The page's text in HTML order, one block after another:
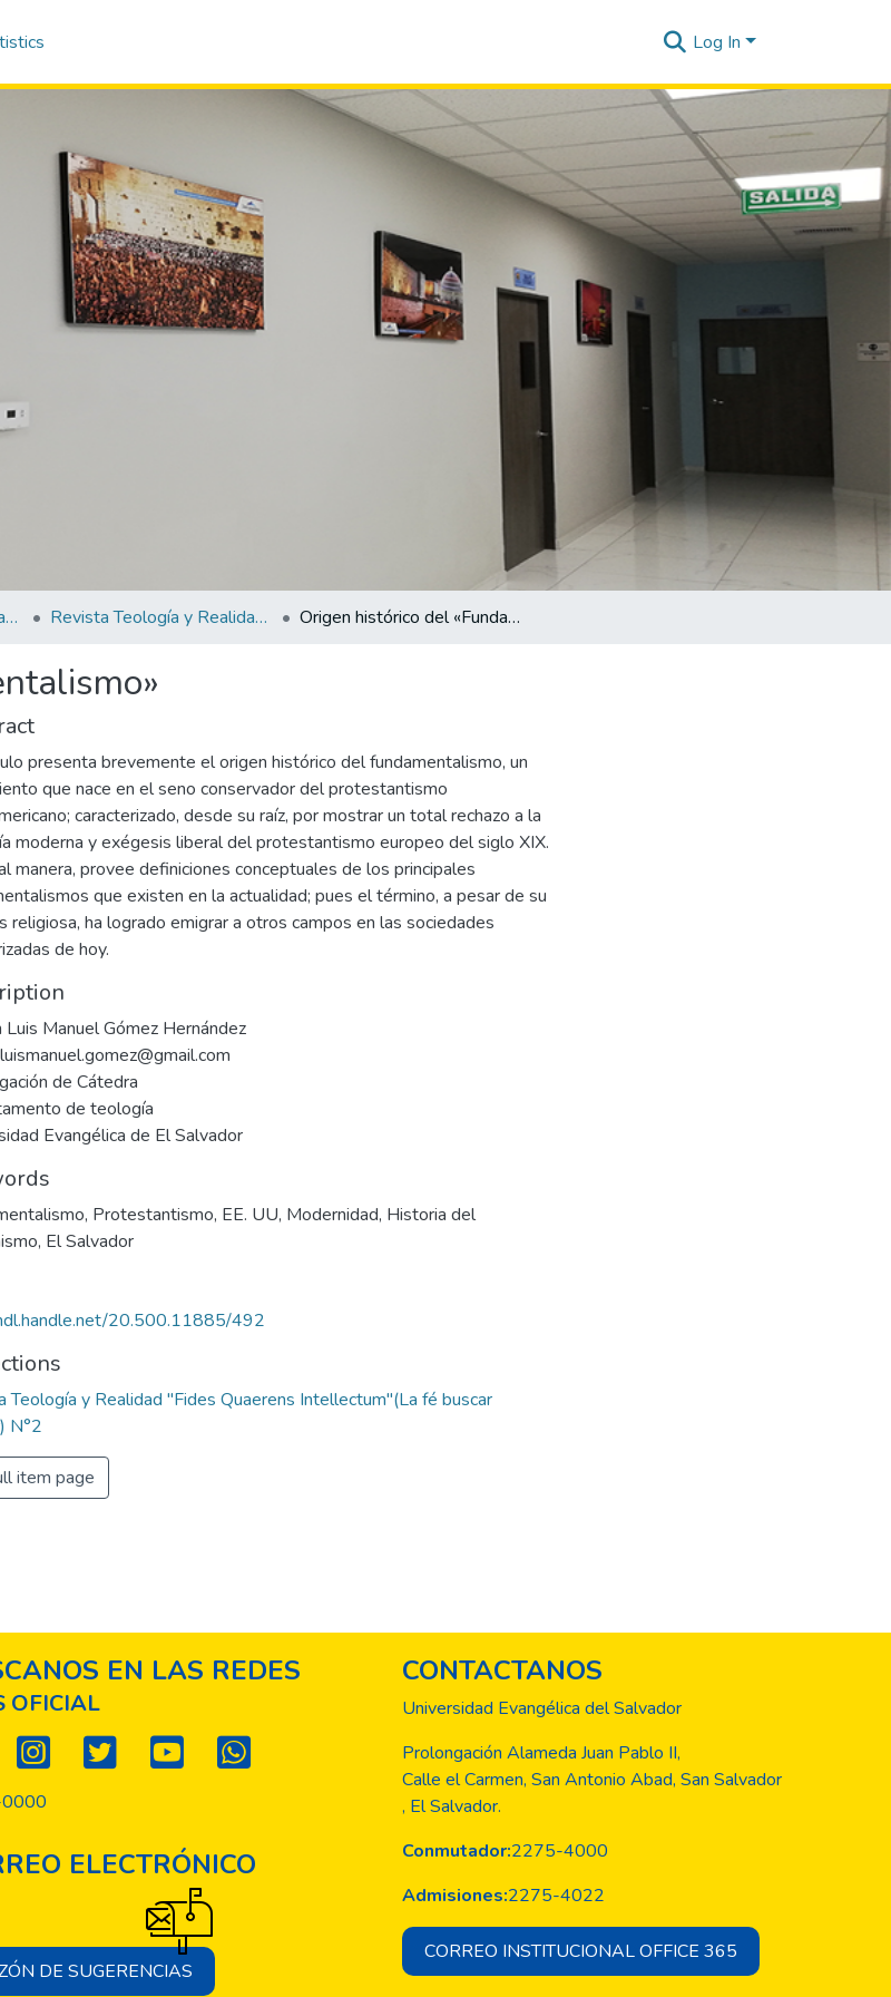
Log In
Revista Teología y Realidad "Fides Quaerens Intellectum" (La fe busca pensar) Revista Teología y Realidad "Fides Quaerens Intellectum"(La fé buscar pensar) N°2 Origen histórico del «Fundamentalismo»
presenta brevemente el origen histórico del fundamentalismo, un
que nace en el seno conservador del protestantismo
caracterizado, desde su raíz, por mostrar un total rechazo a la
moderna y exégesis liberal del protestantismo europeo del siglo XIX.
manera, provee definiciones conceptuales de los principales
que existen en la actualidad; pues el término, a pesar de su
religiosa, ha logrado emigrar a otros campos en las sociedades
de hoy.
Luis Manuel Gómez Hernández
de Cátedra
de teología
Evangélica de El Salvador
, Protestantismo, EE. UU, Modernidad, Historia del
, El Salvador
20.500.11885/492
Teología y Realidad "Fides Quaerens Intellectum"(La fé buscar
N°2
item page
EN LAS REDES
OFICIAL
ELECTRÓNICO
DE SUGERENCIAS
CONTACTANOS
Universidad Evangélica del Salvador
Prolongación Alameda Juan Pablo II,
Calle el Carmen, San Antonio Abad, San Salvador
, El Salvador.
Conmutador:2275-4000
Admisiones:2275-4022
CORREO INSTITUCIONAL OFFICE 365